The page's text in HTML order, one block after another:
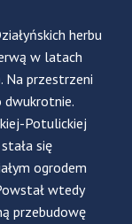
herbu
w latach
Na przestrzeni
dwukrotnie.
Potulickiej
się
ogrodem
wtedy
przebudowę